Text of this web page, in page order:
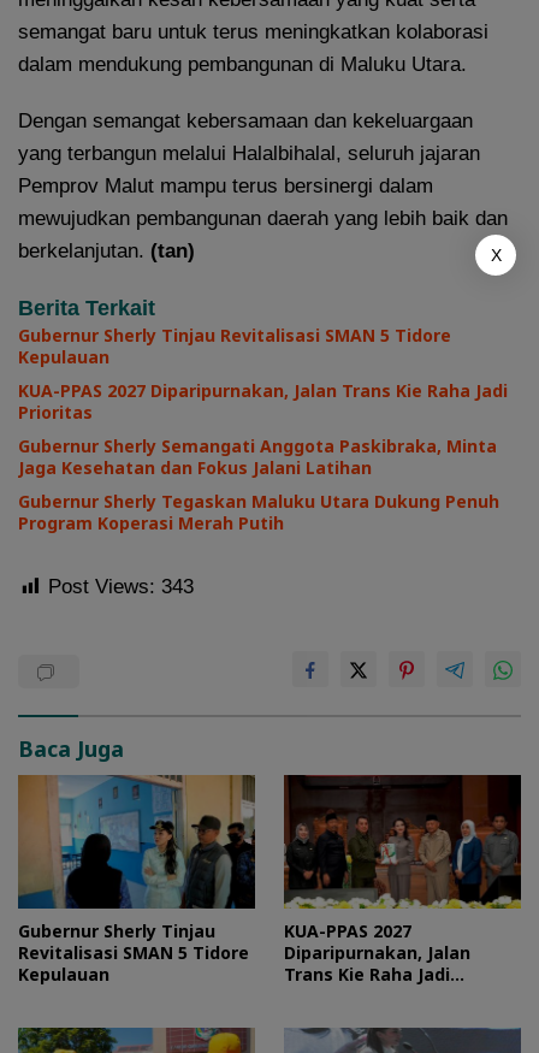
semangat baru untuk terus meningkatkan kolaborasi
dalam mendukung pembangunan di Maluku Utara.
Dengan semangat kebersamaan dan kekeluargaan
yang terbangun melalui Halalbihalal, seluruh jajaran
Pemprov Malut mampu terus bersinergi dalam
mewujudkan pembangunan daerah yang lebih baik dan
berkelanjutan. (tan)
Berita Terkait
Gubernur Sherly Tinjau Revitalisasi SMAN 5 Tidore
Kepulauan
KUA-PPAS 2027 Diparipurnakan, Jalan Trans Kie Raha Jadi
Prioritas
Gubernur Sherly Semangati Anggota Paskibraka, Minta
Jaga Kesehatan dan Fokus Jalani Latihan
Gubernur Sherly Tegaskan Maluku Utara Dukung Penuh
Program Koperasi Merah Putih
Post Views: 343
Baca Juga
Gubernur Sherly Tinjau
Revitalisasi SMAN 5 Tidore
Kepulauan
KUA-PPAS 2027
Diparipurnakan, Jalan
Trans Kie Raha Jadi
X